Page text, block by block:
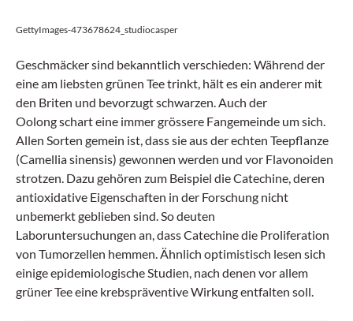
GettyImages-473678624_studiocasper
Geschmäcker sind bekanntlich verschieden: Während der
eine am liebsten grünen Tee trinkt, hält es ein anderer mit
den Briten und bevorzugt schwarzen. Auch der
Oolong schart eine immer grössere Fangemeinde um sich.
Allen Sorten gemein ist, dass sie aus der echten Teepflanze
(Camellia sinensis) gewonnen werden und vor Flavonoiden
strotzen. Dazu gehören zum Beispiel die Catechine, deren
antioxidative Eigenschaften in der Forschung nicht
unbemerkt geblieben sind. So deuten
Laboruntersuchungen an, dass Catechine die Proliferation
von Tumorzellen hemmen. Ähnlich optimistisch lesen sich
einige epidemiologische Studien, nach denen vor allem
grüner Tee eine krebspräventive Wirkung entfalten soll.